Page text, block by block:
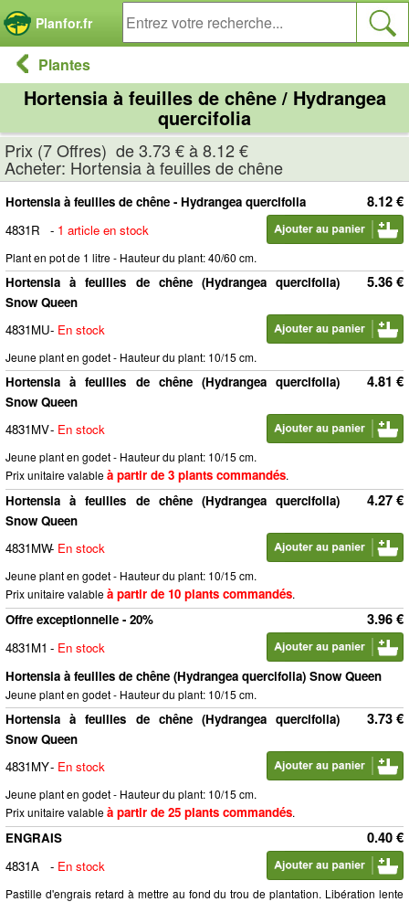
Planfor.fr
Plantes
Hortensia à feuilles de chêne / Hydrangea
quercifolia
Prix (7 Offres) de 3.73 € à 8.12 €
Acheter: Hortensia à feuilles de chêne
8.12 €
Hortensia à feuilles de chêne - Hydrangea quercifolia
4831R
- 1 article en stock
Plant en pot de 1 litre - Hauteur du plant: 40/60 cm.
5.36 €
Hortensia à feuilles de chêne (Hydrangea quercifolia)
Snow Queen
4831MU- En stock
Jeune plant en godet - Hauteur du plant: 10/15 cm.
4.81 €
Hortensia à feuilles de chêne (Hydrangea quercifolia)
Snow Queen
4831MV- En stock
Jeune plant en godet - Hauteur du plant: 10/15 cm.
Prix unitaire valableà partir de 3 plants commandés.
4.27 €
Hortensia à feuilles de chêne (Hydrangea quercifolia)
Snow Queen
4831MW
- En stock
Jeune plant en godet - Hauteur du plant: 10/15 cm.
Prix unitaire valableà partir de 10 plants commandés.
3.96 €
Offre exceptionnelle - 20%
4831M1 - En stock
Hortensia à feuilles de chêne (Hydrangea quercifolia) Snow Queen
Jeune plant en godet - Hauteur du plant: 10/15 cm.
3.73 €
Hortensia à feuilles de chêne (Hydrangea quercifolia)
Snow Queen
4831MY- En stock
Jeune plant en godet - Hauteur du plant: 10/15 cm.
Prix unitaire valableà partir de 25 plants commandés.
0.40 €
ENGRAIS
4831A
- En stock
Pastille d'engrais retard à mettre au fond du trou de plantation. Libération lente
Panneau de gestion des cookies